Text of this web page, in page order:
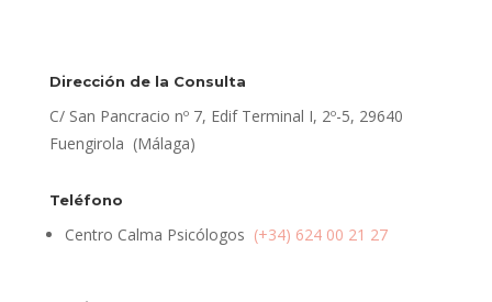
Dirección de la Consulta
C/ San Pancracio nº 7, Edif Terminal I, 2º-5, 29640
Fuengirola (Málaga)
Teléfono
Centro Calma Psicólogos (+34) 624 00 21 27